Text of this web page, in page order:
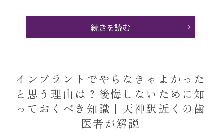
続きを読む
インプラントでやらなきゃよかった
と思う理由は？後悔しないために知
っておくべき知識｜天神駅近くの歯
医者が解説